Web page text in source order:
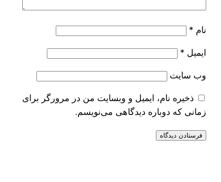
نام *
ایمیل *
وب‌ سایت
ذخیره نام، ایمیل و وبسایت من در مرورگر برای
زمانی که دوباره دیدگاهی می‌نویسم.